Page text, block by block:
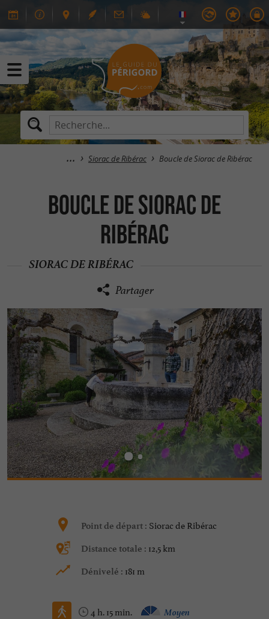
Siorac de Ribérac Boucle de Siorac de Ribérac
Boucle de Siorac de
Ribérac
SIORAC DE RIBÉRAC
Partager
Point de départ : Siorac de Ribérac
Distance totale : 12,5 km
Dénivelé : 181 m
4 h. 15 min. Moyen